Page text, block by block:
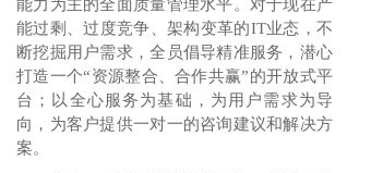
能力为主的全面质量管理水平。对于现在产
能过剩、过度竞争、架构变革的IT业态，不
断挖掘用户需求，全员倡导精准服务，潜心
打造一个“资源整合、合作共赢”的开放式平
台；以全心服务为基础，为用户需求为导
向，为客户提供一对一的咨询建议和解决方
案。